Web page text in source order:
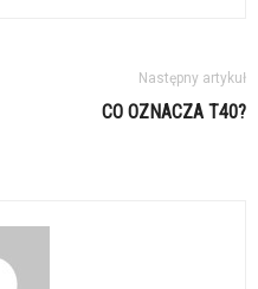
Następny artykuł
CO OZNACZA T40?